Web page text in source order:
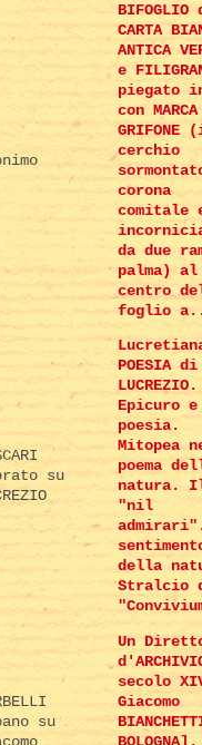
BIFOGLIO
CARTA
ANTICA
e
piegato
con
GRIFONE
cerchio
corona
comitale
da due
palma) al
centro
foglio
su
POESIA di
LUCREZIO.
Epicuro
poesia.
Mitopea
poema
natura.
"nil
della
Stralcio
su
Un
secolo
Giacomo